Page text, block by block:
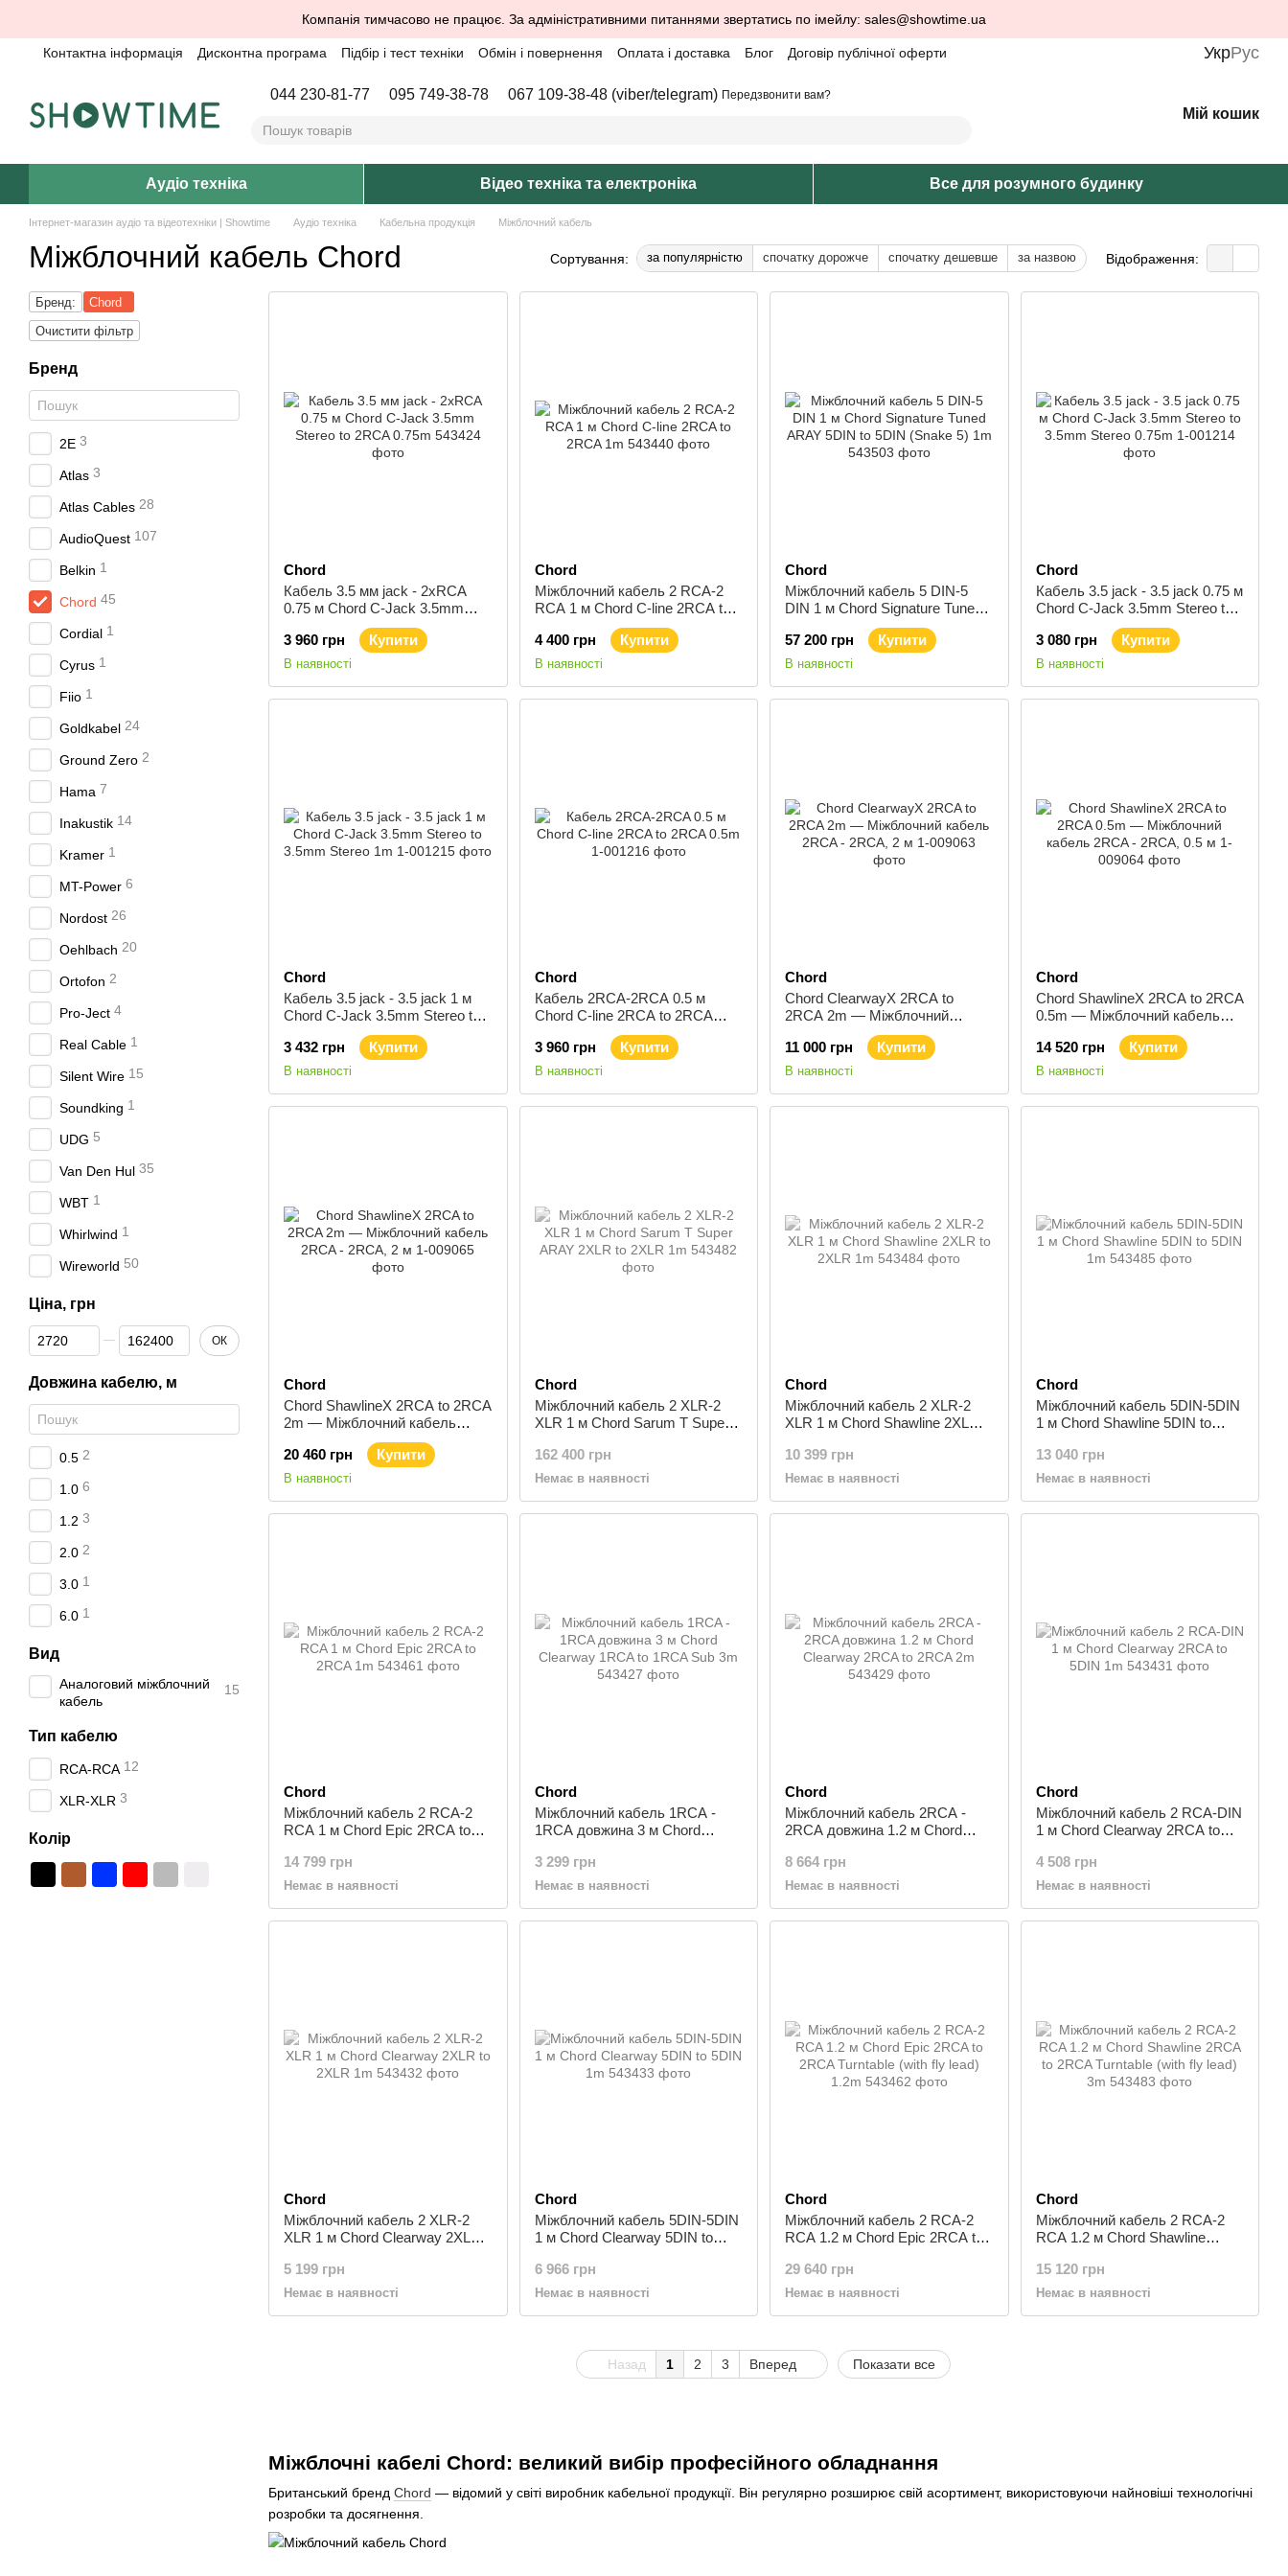
Компанія тимчасово не працює. За адміністративними питаннями звертатись по імейлу: sales@showtime.ua
Контактна інформація Дисконтна програма Підбір і тест техніки Обмін і повернення Оплата і доставка Блог Договір публічної оферти УкрРус
044 230-81-77 095 749-38-78 067 109-38-48 (viber/telegram) Передзвонити вам?
Мій кошик
Аудіо техніка Відео техніка та електроніка Все для розумного будинку
Інтернет-магазин аудіо та відеотехніки | Showtime Аудіо техніка Кабельна продукція Міжблочний кабель
Міжблочний кабель Chord Сортування: за популярністю спочатку дорожче спочатку дешевше за назвою Відображення:
Міжблочні кабелі Chord: великий вибір професійного обладнання
Британський бренд Chord — відомий у світі виробник кабельної продукції. Він регулярно розширює свій асортимент, використовуючи найновіші технологічні
розробки та досягнення.
Chord
Кабель 3.5 мм jack - 2xRCA
0.75 м Chord C-Jack 3.5mm
Stereo to 2RCA 0.75m
3 960 грн
Купити
В наявності
Chord
Міжблочний кабель 2 RCA-2
RCA 1 м Chord C-line 2RCA to
4 400 грн
Купити
В наявності
Chord
Міжблочний кабель 5 DIN-5
DIN 1 м Chord Signature Tuned
ARAY 5DIN to 5DIN (Snake 5)
1m
57 200 грн Купити
В наявності
Chord
Кабель 3.5 jack - 3.5 jack 0.75 м
Chord C-Jack 3.5mm Stereo to
3.5mm Stereo 0.75m
3 080 грн
Купити
В наявності
Chord
Кабель 3.5 jack - 3.5 jack 1 м
Chord C-Jack 3.5mm Stereo to
3.5mm Stereo 1m
3 432 грн
Купити
В наявності
Chord
Кабель 2RCA-2RCA 0.5 м
Chord C-line 2RCA to 2RCA
3 960 грн
Купити
В наявності
Chord
Chord ClearwayX 2RCA to
2RCA 2m — Міжблочний
кабель 2RCA - 2RCA, 2 м
11 000 грн
Купити
В наявності
Chord
Chord ShawlineX 2RCA to 2RCA
0.5m — Міжблочний кабель
2RCA - 2RCA, 0.5 м
14 520 грн
Купити
В наявності
Chord
Chord ShawlineX 2RCA to 2RCA
2m — Міжблочний кабель
2RCA - 2RCA, 2 м
20 460 грн
Купити
В наявності
Chord
Міжблочний кабель 2 XLR-2
XLR 1 м Chord Sarum T Super
162 400 грн
Немає в наявності
Chord
Міжблочний кабель 2 XLR-2
XLR 1 м Chord Shawline 2XLR
10 399 грн
Немає в наявності
Chord
Міжблочний кабель 5DIN-5DIN
1 м Chord Shawline 5DIN to
13 040 грн
Немає в наявності
Chord
Міжблочний кабель 2 RCA-2
RCA 1 м Chord Epic 2RCA to
14 799 грн
Немає в наявності
Chord
Міжблочний кабель 1RCA -
1RCA довжина 3 м Chord
3m
3 299 грн
Немає в наявності
Chord
Міжблочний кабель 2RCA -
2RCA довжина 1.2 м Chord
8 664 грн
Немає в наявності
Chord
Міжблочний кабель 2 RCA-DIN
1 м Chord Clearway 2RCA to
4 508 грн
Немає в наявності
Chord
Міжблочний кабель 2 XLR-2
XLR 1 м Chord Clearway 2XLR
5 199 грн
Немає в наявності
Chord
Міжблочний кабель 5DIN-5DIN
1 м Chord Clearway 5DIN to
6 966 грн
Немає в наявності
Chord
Міжблочний кабель 2 RCA-2
RCA 1.2 м Chord Epic 2RCA to
1.2m
29 640 грн
Немає в наявності
Chord
Міжблочний кабель 2 RCA-2
RCA 1.2 м Chord Shawline
fly lead) 3m
15 120 грн
Немає в наявності
Назад 1 2 3 Вперед Показати все
Бренд:
Chord
Очистити фільтр
Бренд
2E 3
Atlas 3
Atlas Cables 28
AudioQuest 107
Belkin 1
Chord 45
Cordial 1
Cyrus 1
Fiio 1
Goldkabel 24
Ground Zero 2
Hama 7
Inakustik 14
Kramer 1
MT-Power 6
Nordost 26
Oehlbach 20
Ortofon 2
Pro-Ject 4
Real Cable 1
Silent Wire 15
Soundking 1
UDG 5
Van Den Hul 35
WBT 1
Whirlwind 1
Wireworld 50
Ціна, грн
Від Ціна, грн
До Ціна, грн ОК
Довжина кабелю, м
0.5 2
1.0 6
1.2 3
2.0 2
3.0 1
6.0 1
Вид
Аналоговий міжблочний
кабель
15
Тип кабелю
RCA-RCA 12
XLR-XLR 3
Колір